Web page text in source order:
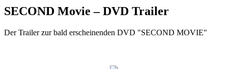
SECOND Movie – DVD Trailer
Der Trailer zur bald erscheinenden DVD "SECOND MOVIE"